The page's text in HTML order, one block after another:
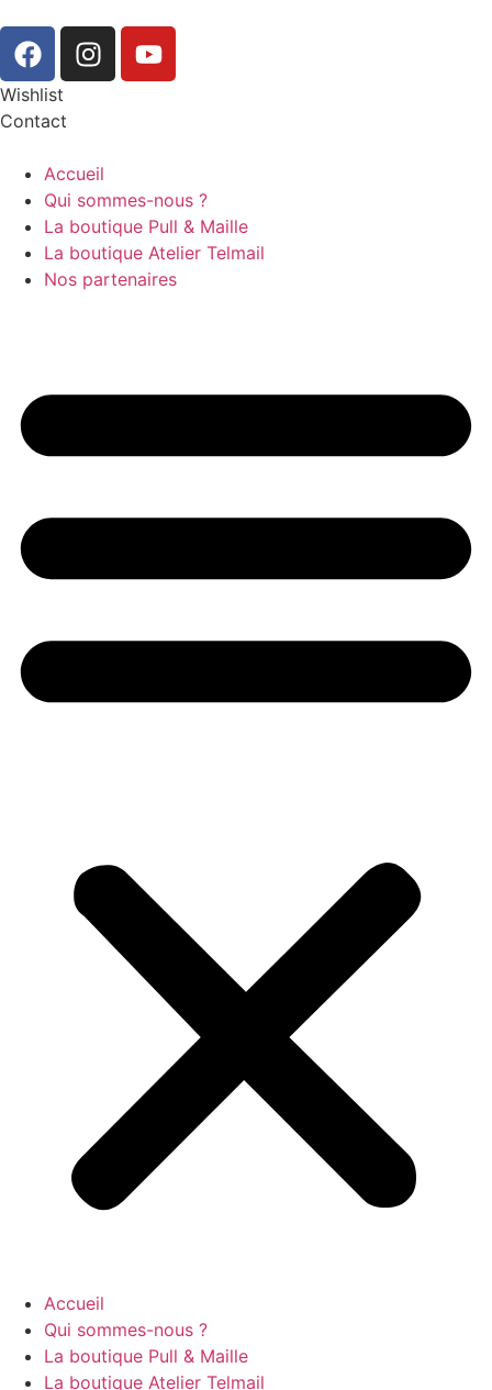
Wishlist
Contact
Accueil
Qui sommes-nous ?
La boutique Pull & Maille
La boutique Atelier Telmail
Nos partenaires
Accueil
Qui sommes-nous ?
La boutique Pull & Maille
La boutique Atelier Telmail